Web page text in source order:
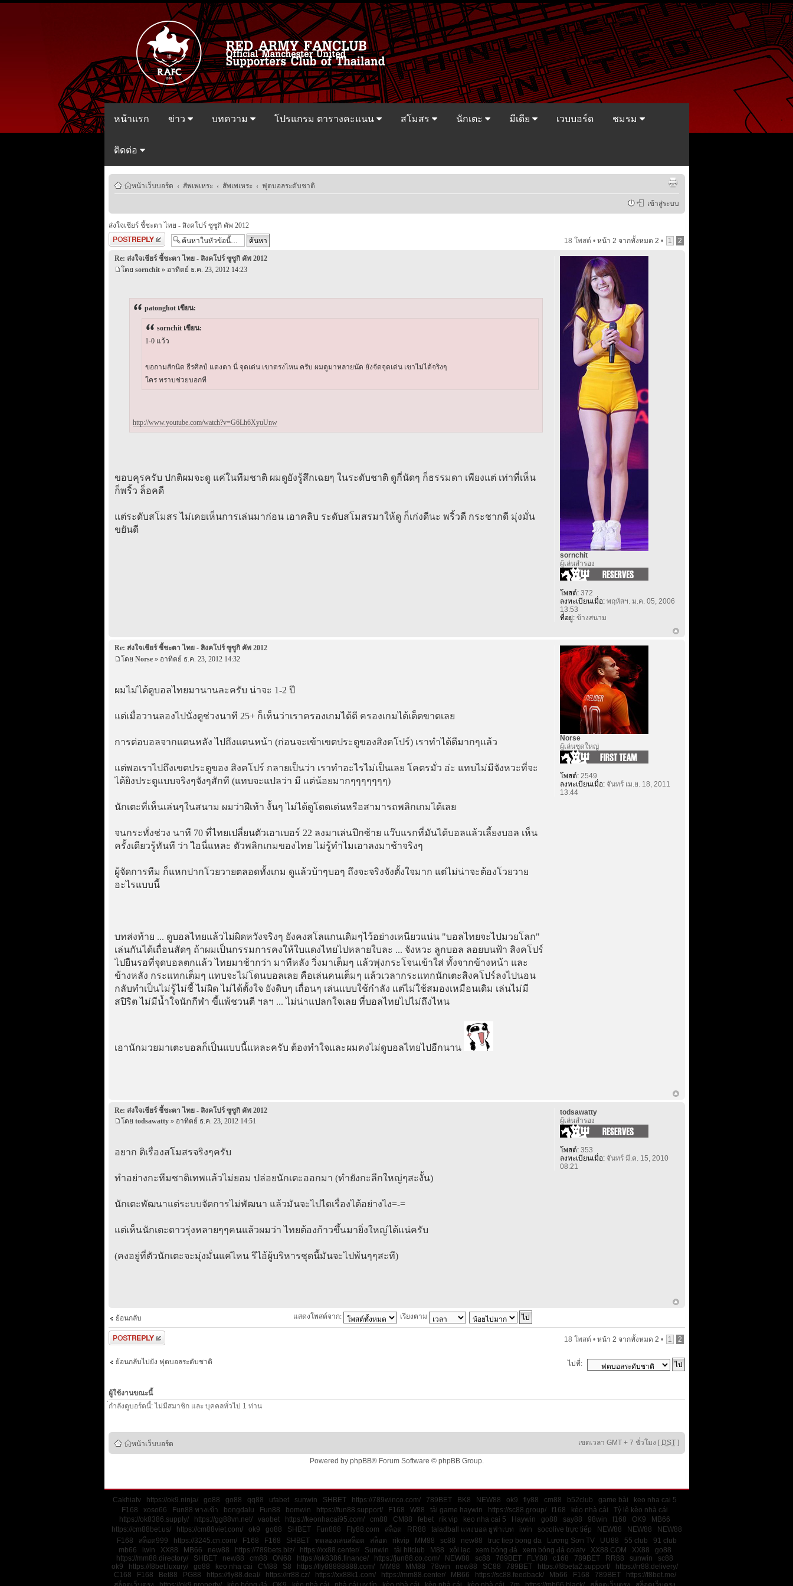
หน้าแรก ข่าว บทความ โปรแกรม ตารางคะแนน สโมสร นักเตะ มีเดีย เวบบอร์ด ชมรม
ติดต่อ
หน้าเว็บบอร์ด ‹ สัพเพเหระ ‹ สัพเพเหระ ‹ ฟุตบอลระดับชาติ
เข้าสู่ระบบ
ส่งใจเชียร์ ชี้ชะตา ไทย - สิงคโปร์ ซูซูกิ คัพ 2012
ตอบกระทู้
18 โพสต์ • หน้า 2 จากทั้งหมด 2 • 1 2
Re: ส่งใจเชียร์ ชี้ชะตา ไทย - สิงคโปร์ ซูซูกิ คัพ 2012
โดย sornchit» อาทิตย์ ธ.ค. 23, 2012 14:23
patonghot เขียน:
sornchit เขียน:
1-0 แว้ว
ขอถามสักนิด ธีรศิลป์ แดงดา นี่ จุดเด่น เขาตรงไหน ครับ ผมดูมาหลายนัด ยังจัดจุดเด่น เขาไม่ได้จริงๆ
ใคร ทราบช่วยบอกที
http://www.youtube.com/watch?v=G6Lh6XyuUnw
ขอบคุรครับ ปกติผมจะดู แค่ในทีมชาติ ผมดูยังรู้สึกเฉยๆ ในระดับชาติ ดูกี่นัดๆ ก็ธรรมดา เพียงแต่ เท่าที่เห็น
ก็พริ้ว ล็อคดี
แต่ระดับสโมสร ไม่เคยเห็นการเล่นมาก่อน เอาคลิบ ระดับสโมสรมาให้ดู ก็เก่งดีนะ พริ้วดี กระชากดี มุ่งมั่น
ขยันดี
sornchit
ผู้เล่นสำรอง
โพสต์:372
ลงทะเบียนเมื่อ:พฤหัสฯ. ม.ค. 05, 2006
13:53
ที่อยู่:ข้างสนาม
Re: ส่งใจเชียร์ ชี้ชะตา ไทย - สิงคโปร์ ซูซูกิ คัพ 2012
โดย Norse» อาทิตย์ ธ.ค. 23, 2012 14:32
ผมไม่ได้ดูบอลไทยมานานละครับ น่าจะ 1-2 ปี
แต่เมื่อวานลองไปนั่งดูช่วงนาที 25+ ก็เห็นว่าเราครองเกมได้ดี ครองเกมได้เด็ดขาดเลย
การต่อบอลจากแดนหลัง ไปถึงแดนหน้า (ก่อนจะเข้าเขตประตูของสิงคโปร์) เราทำได้ดีมากๆแล้ว
แต่พอเราไปถึงเขตประตูของ สิงคโปร์ กลายเป็นว่า เราทำอะไรไม่เป็นเลย โคตรมั่ว อ่ะ แทบไม่มีจังหวะที่จะ
ได้ยิงประตูแบบจริงๆจังๆสักที (แทบจะแปลว่า มี แต่น้อยมากๆๆๆๆๆๆๆ)
นักเตะที่เห็นเล่นๆในสนาม ผมว่าฝีเท้า งั้นๆ ไม่ได้ดูโดดเด่นหรือสามารถพลิกเกมได้เลย
จนกระทั่งช่วง นาที 70 ที่ไทยเปลี่ยนตัวเอาเบอร์ 22 ลงมาเล่นปีกซ้าย แว๊บแรกที่มันได้บอลแล้วเลี้ยงบอล เห็น
ครั้งเดียวรู้ทันที ว่า ไิอนี่แหละ ตัวพลิกเกมของไทย ไม่รู้ทำไมเอาลงมาช้าจริงๆ
ผู้จัดการทีม ก็แหกปากโวยวายตลอดทั้งเกม ดูแล้วบ้าๆบอๆ ถึงจะจริงจังตั้งใจมาก แต่ไม่น่าจะต้องโวยวาย
อะไรแบบนี้
บทส่งท้าย ... ดูบอลไทยแล้วไม่ผิดหวังจริงๆ ยังคงสโลแกนเดิมๆไว้อย่างเหนียวแน่น "บอลไทยจะไปมวยโลก"
เล่นกันได้เถื่อนสัดๆ ถ้าผมเป็นกรรมการคงให้ใบแดงไทยไปหลายใบละ ... จังหวะ ลูกบอล ลอยบนฟ้า สิงคโปร์
ไปยืนรอที่จุดบอลตกแล้ว ไทยมาช้ากว่า มาทีหลัง วิ่งมาเต็มๆ แล้วพุ่งกระโจนเข้าใส่ ทั้งจากข้างหน้า และ
ข้างหลัง กระแทกเต็มๆ แทบจะไม่โดนบอลเลย คือเล่นคนเต็มๆ แล้วเวลากระแทกนักเตะสิงคโปร์ลงไปนอน
กลับทำเป็นไม่รู้ไม่ชี้ ไม่ผิด ไม่ได้ตั้งใจ ยังดิบๆ เถื่อนๆ เล่นแบบใช้กำลัง แต่ไม่ใช้สมองเหมือนเดิม เล่นไม่มี
สปิริต ไม่มีน้ำใจนักกีฬา ขี้แพ้ชวนตี ฯลฯ ... ไม่น่าแปลกใจเลย ที่บอลไทยไปไม่ถึงไหน
เอานักมวยมาเตะบอลก็เป็นแบบนี้แหละครับ ต้องทำใจและผมคงไม่ดูบอลไทยไปอีกนาน
Norse
ผู้เล่นชุดใหญ่
โพสต์:2549
ลงทะเบียนเมื่อ:จันทร์ เม.ย. 18, 2011
13:44
Re: ส่งใจเชียร์ ชี้ชะตา ไทย - สิงคโปร์ ซูซูกิ คัพ 2012
โดย todsawatty» อาทิตย์ ธ.ค. 23, 2012 14:51
อยาก ติเรื่องสโมสรจริงๆครับ
ทำอย่างกะทีมชาติเทพแล้วไม่ยอม ปล่อยนักเตะออกมา (ทำยังกะลีกใหญ่ๆสะงั้น)
นักเตะพัฒนาแต่ระบบจัดการไม่พัฒนา แล้วมันจะไปไดเรื่องได้อย่างไง=-=
แต่เห็นนักเตะดาวรุ่งหลายๆๆคนแล้วผมว่า ไทยต้องก้าวขึ้นมายิ่งใหญ่ได้แน่ครับ
(คงอยู่ที่ตัวนักเตะจะมุ่งมั่นแค่ไหน รึไอ้ผู้บริหารชุดนี้มันจะไปพ้นๆๆสะที)
todsawatty
ผู้เล่นสำรอง
โพสต์:353
ลงทะเบียนเมื่อ:จันทร์ มี.ค. 15, 2010
08:21
ย้อนกลับ แสดงโพสต์จาก: เรียงตาม
ตอบกระทู้ 18 โพสต์ • หน้า 2 จากทั้งหมด 2 • 1 2
ย้อนกลับไปยัง ฟุตบอลระดับชาติ ไปที่:
ผู้ใช้งานขณะนี้
่กำลังดูบอร์ดนี้: ไม่มีสมาชิก และ บุคคลทั่วไป 1 ท่าน
หน้าเว็บบอร์ด เขตเวลา GMT + 7 ชั่วโมง [ DST]
Powered by phpBB® Forum Software © phpBB Group.
Cakhiatv https://ok9.ninja/ go88 go88 qq88 ufabet sunwin SHBET https://789winco.com/ 789BET BK8 NEW88 ok9 fly88 cm88 b52club game bài
keo nha cai 5
F168
xoso66 Fun88 ทางเข้า bongdalu Fun88 bomwin https://fun88.support/ F168 W88 tải game haywin https://sc88.group/ f168 kèo nhà cái
Tỷ lệ kèo nhà cái
https://ok8386.supply/
https://gg88vn.net/ vaobet https://keonhacai95.com/ cm88 CM88 febet rik vip keo nha cai 5 Haywin go88 say88 98win f168 OK9
MB66
https://cm88bet.us/
https://cm88viet.com/ ok9 go88 SHBET Fun888 Fly88.com สล็อต RR88 taladball แทงบอล ยูฟ่าเบท iwin socolive trực tiếp NEW88 NEW88
NEW88
F168
สล็อต999 https://3245.cn.com/ F168 F168 SHBET ทดลองเล่นสล็อต สล็อต rikvip MM88 sc88 new88 truc tiep bong da Lương Sơn TV UU88 55 club
91 club
mb66
iwin XX88 MB66 new88 https://789bets.biz/ https://xx88.center/ Sunwin tải hitclub M88 xôi lạc xem bóng đá xem bóng đá colatv XX88.COM XX88
go88
https://mm88.directory/
SHBET new88 cm88 ON68 https://ok8386.finance/ https://jun88.co.com/ NEW88 sc88 789BET FLY88 c168 789BET RR88 sunwin
sc88
ok9
https://f8bet.luxury/ go88 keo nha cai CM88 S8 https://fly88888888.com/ MM88 MM88 78win new88 SC88 789BET https://f8beta2.support/
https://rr88.delivery/
C168
F168 Bet88 PG88 https://fly88.deal/ https://rr88.cz/ https://xx88k1.com/ https://mm88.center/ MB66 https://sc88.feedback/ Mb66 F168 789BET
https://f8bet.me/